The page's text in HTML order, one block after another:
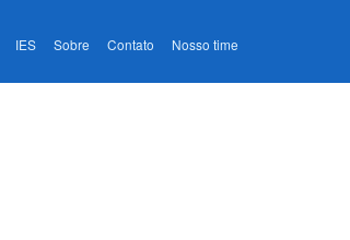
IES Sobre Contato Nosso time